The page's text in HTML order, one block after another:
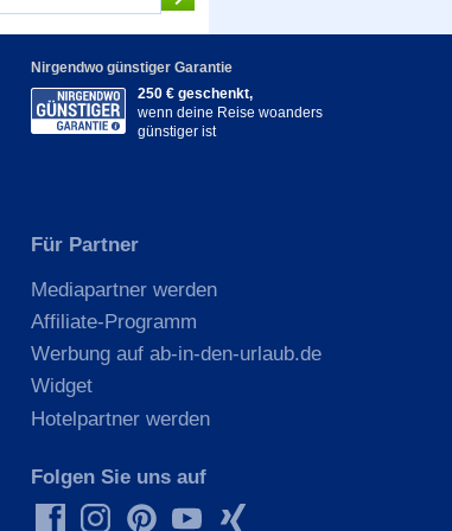
Nirgendwo günstiger Garantie
250 € geschenkt,
wenn deine Reise woanders
günstiger ist
Für Partner
Mediapartner werden
Affiliate-Programm
Werbung auf ab-in-den-urlaub.de
Widget
Hotelpartner werden
Folgen Sie uns auf